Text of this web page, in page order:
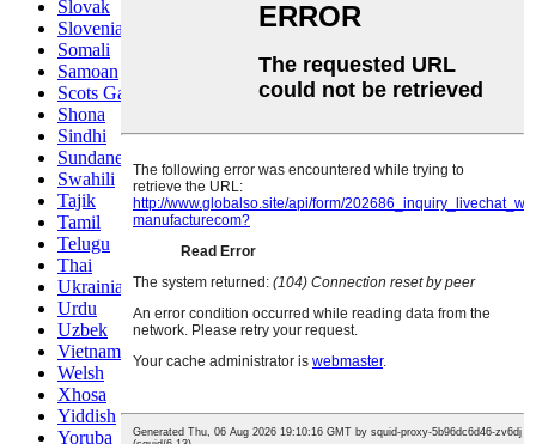
Slovak
Slovenian
Somali
Samoan
Scots Gaelic
Shona
Sindhi
Sundanese
Swahili
Tajik
Tamil
Telugu
Thai
Ukrainian
Urdu
Uzbek
Vietnamese
Welsh
Xhosa
Yiddish
Yoruba